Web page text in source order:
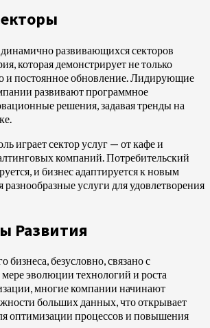
развивающихся секторов
которая демонстрирует не только
и постоянное обновление. Лидирующие
развивают программное
решения, задавая тренды на
играет сектор услуг — от кафе и
компаний. Потребительский
и бизнес адаптируется к новым
разнообразные услуги для удовлетворения
Развития
бизнеса, безусловно, связано с
эволюции технологий и роста
многие компании начинают
больших данных, что открывает
оптимизации процессов и повышения